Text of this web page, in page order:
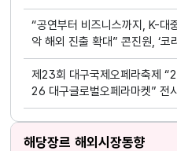
한-아세안 K-콘텐츠 비즈위크’
적 마무리
“공연부터 비즈니스까지, K-대
악 해외 진출 확대” 콘진원, ‘코리
아 스포트라이트 @인도네시아
최
제23회 대구국제오페라축제
26 대구글로벌오페라마켓” 전
스 및 레퍼토리피칭 참가 예술
모집 공고
해당장르 해외시장동향